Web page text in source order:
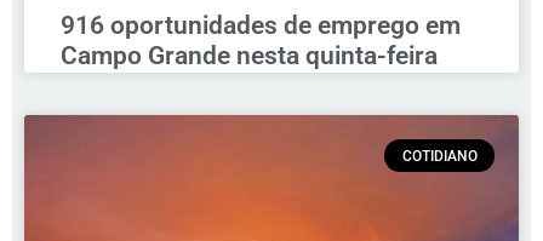
916 oportunidades de emprego em
Campo Grande nesta quinta-feira
COTIDIANO